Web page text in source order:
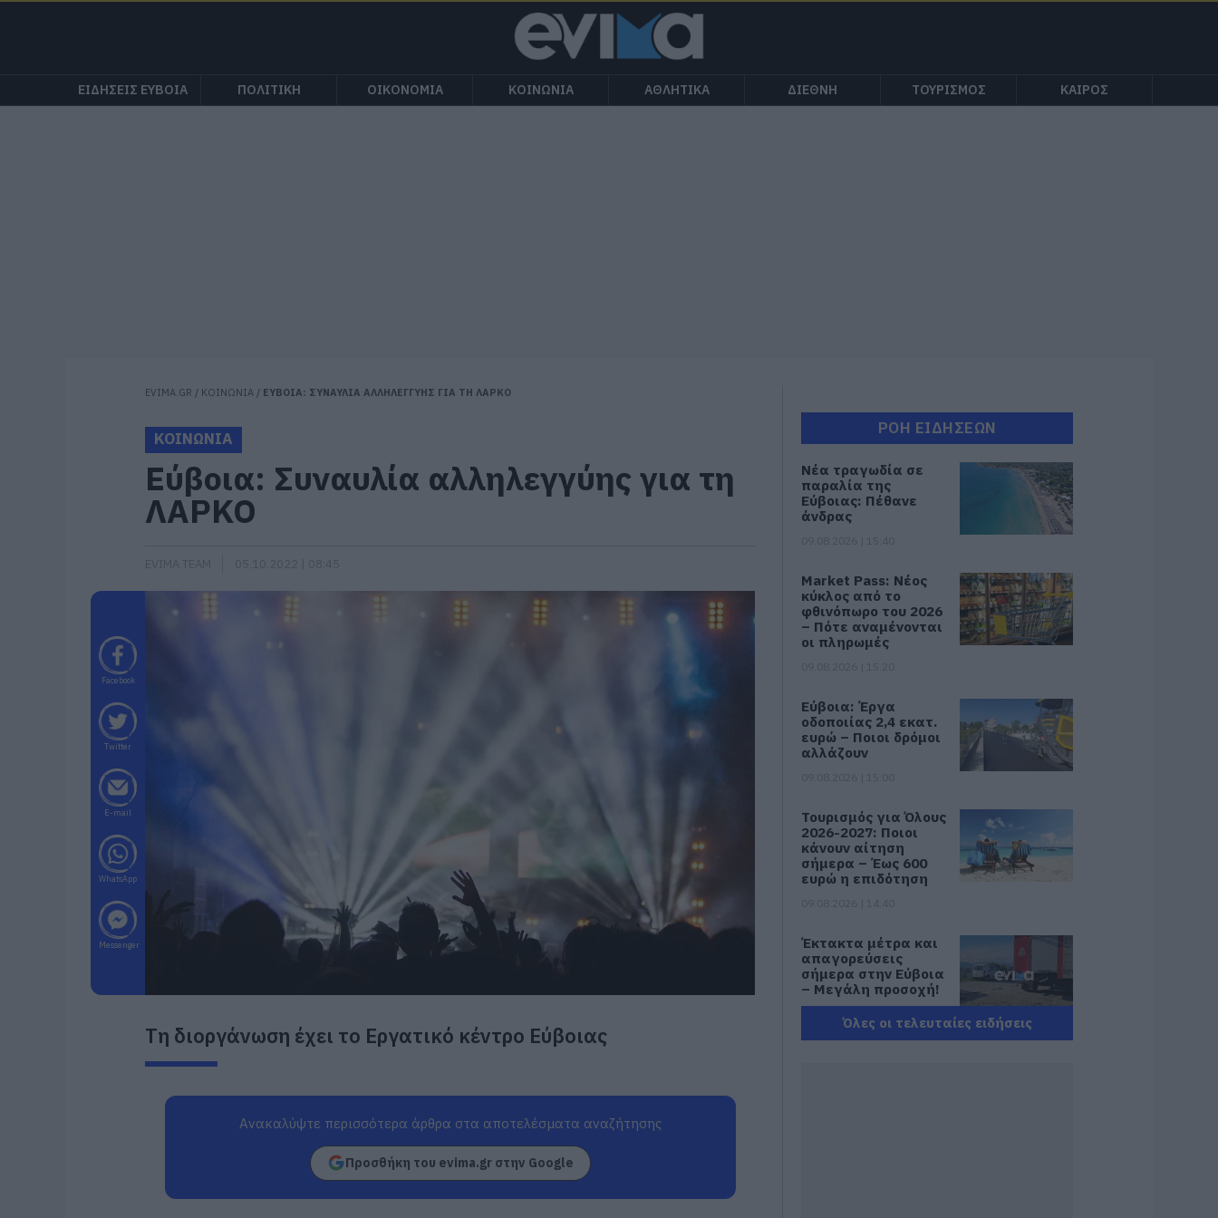
ΕΙΔΗΣΕΙΣ ΕΥΒΟΙΑ ΠΟΛΙΤΙΚΗ ΟΙΚΟΝΟΜΙΑ ΚΟΙΝΩΝΙΑ ΑΘΛΗΤΙΚΑ ΔΙΕΘΝΗ ΤΟΥΡΙΣΜΟΣ ΚΑΙΡΟΣ
EVIMA.GR / ΚΟΙΝΩΝΙΑ / ΕΥΒΟΙΑ: ΣΥΝΑΥΛΙΑ ΑΛΛΗΛΕΓΓΥΗΣ ΓΙΑ ΤΗ ΛΑΡΚΟ
ΚΟΙΝΩΝΙΑ
Εύβοια: Συναυλία αλληλεγγύης για τη
ΛΑΡΚΟ
Facebook
Twitter
E-mail
WhatsApp
Messenger
Τη διοργάνωση έχει το Εργατικό κέντρο Εύβοιας
Ανακαλύψτε περισσότερα άρθρα στα αποτελέσματα αναζήτησης
Προσθήκη του evima.gr στην Google
ΡΟΗ ΕΙΔΗΣΕΩΝ
Νέα τραγωδία σε
παραλία της
Εύβοιας: Πέθανε
άνδρας
Market Pass: Νέος
κύκλος από το
φθινόπωρο του 2026
– Πότε αναμένονται
οι πληρωμές
Εύβοια: Έργα
οδοποιίας 2,4 εκατ.
ευρώ – Ποιοι δρόμοι
αλλάζουν
Τουρισμός για Όλους
2026-2027: Ποιοι
κάνουν αίτηση
σήμερα – Έως 600
ευρώ η επιδότηση
Έκτακτα μέτρα και
απαγορεύσεις
σήμερα στην Εύβοια
– Μεγάλη προσοχή!
09.08.2026 | 14:20
Όλες οι τελευταίες ειδήσεις